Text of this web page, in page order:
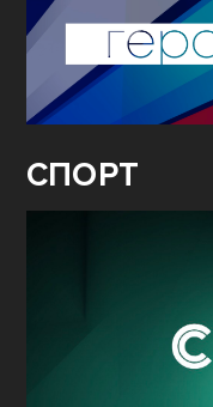
СПОРТ